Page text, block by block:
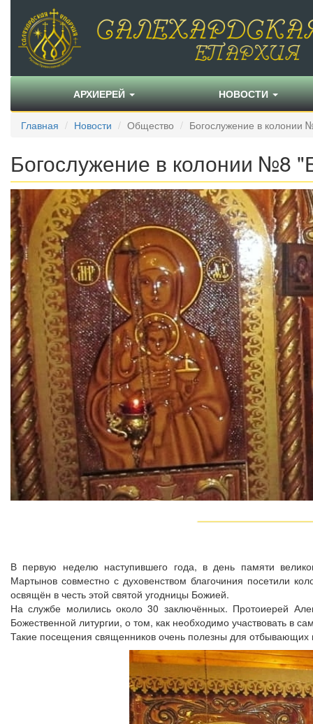
АРХИЕРЕЙ НОВОСТИ
Главная Новости Общество Богослужение в колонии
Богослужение в колонии №8
В первую неделю наступившего года, в день памяти
Мартынов совместно с духовенством благочиния посетили
освящён в честь этой святой угодницы Божией.
На службе молились около 30 заключённых. Протоиерей
Божественной литургии, о том, как необходимо участвовать в
Такие посещения священников очень полезны для отбывающих